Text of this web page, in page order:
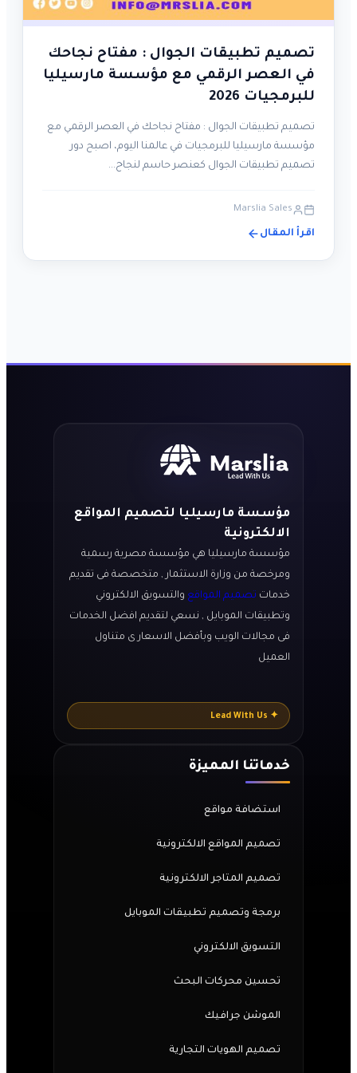
تصميم تطبيقات الجوال : مفتاح نجاحك
في العصر الرقمي مع مؤسسة مارسيليا
للبرمجيات 2026
تصميم تطبيقات الجوال : مفتاح نجاحك في العصر الرقمي مع
مؤسسة مارسيليا للبرمجيات في عالمنا اليوم، اصبح دور
تصميم تطبيقات الجوال كعنصر حاسم لنجاح…
Marslia Sales
اقرأ المقال
مؤسسة مارسيليا لتصميم المواقع
الالكترونية
مؤسسة مارسيليا هي مؤسسة مصرية رسمية
ومرخصة من وزارة الاستثمار , متخصصة فى تقديم
خدمات تصميم المواقع والتسويق الالكتروني
وتطبيقات الموبايل , نسعي لتقديم افضل الخدمات
فى مجالات الويب وبأفضل الاسعار ى متناول
العميل
✦ Lead With Us
خدماتنا المميزة
استضافة مواقع
تصميم المواقع الالكترونية
تصميم المتاجر الالكترونية
برمجة وتصميم تطبيقات الموبايل
التسويق الالكتروني
تحسين محركات البحث
الموشن جرافيك
تصميم الهويات التجارية